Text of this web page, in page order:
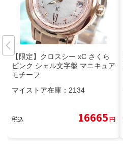
【限定】クロスシー xC さくら
ピンク シェル文字盤 マニキュア
モチーフ
マイストア在庫： 2134
税込 16665円